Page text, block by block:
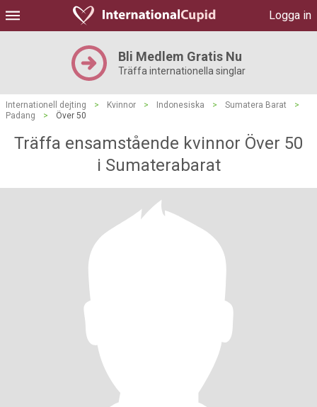
Logga in
Bli Medlem Gratis Nu
Träffa internationella singlar
Internationell dejting > Kvinnor > Indonesiska > Sumatera Barat
>
Padang
> Över 50
Träffa ensamstående kvinnor Över 50
i Sumaterabarat